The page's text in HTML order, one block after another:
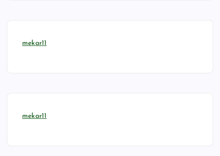
mekar11
mekar11